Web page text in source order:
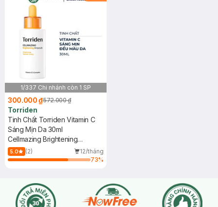
1/337 Chi nhánh còn 1 SP
300.000 ₫572.000 ₫
Torriden
Tinh Chất Torriden Vitamin C
Sáng Mịn Da 30ml
Cellmazing Brightening
Ampoule
5.0 (2)
12/tháng
73%